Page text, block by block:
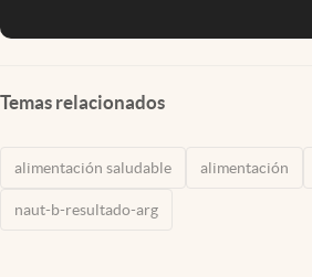
Temas relacionados
alimentación saludable alimentación
naut-b-resultado-arg